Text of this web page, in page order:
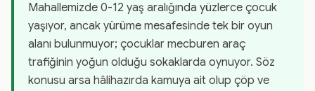
Mahallemizde 0-12 yaş aralığında yüzlerce çocuk
yaşıyor, ancak yürüme mesafesinde tek bir oyun
alanı bulunmuyor; çocuklar mecburen araç
trafiğinin yoğun olduğu sokaklarda oynuyor. Söz
konusu arsa hâlihazırda kamuya ait olup çöp ve